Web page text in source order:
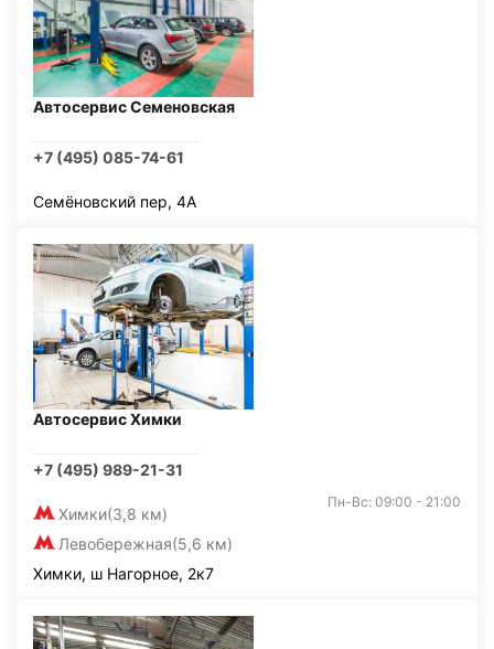
Автосервис Семеновская
+7 (495) 085-74-61
Семёновский пер, 4А
Автосервис Химки
+7 (495) 989-21-31
Химки(3,8 км)
Левобережная(5,6 км)
Пн-Вс: 09:00 - 21:00
Химки, ш Нагорное, 2к7